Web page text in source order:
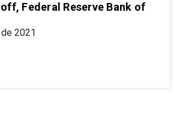
Federal Reserve Bank of
2021